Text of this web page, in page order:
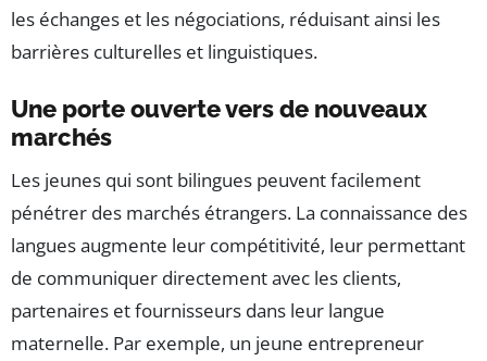
les échanges et les négociations, réduisant ainsi les
barrières culturelles et linguistiques.
Une porte ouverte vers de nouveaux
marchés
Les jeunes qui sont bilingues peuvent facilement
pénétrer des marchés étrangers. La connaissance des
langues augmente leur compétitivité, leur permettant
de communiquer directement avec les clients,
partenaires et fournisseurs dans leur langue
maternelle. Par exemple, un jeune entrepreneur